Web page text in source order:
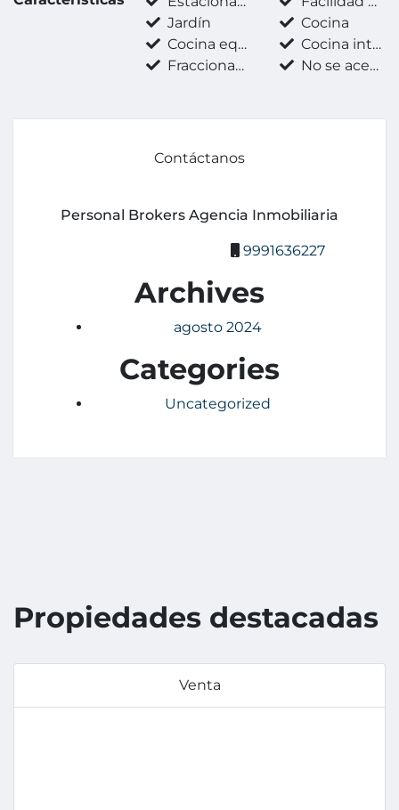
Jardín
Cocina
Cocina equipada
Cocina integral
Fraccionamiento privado
No se aceptan mascotas
Contáctanos
Personal Brokers Agencia Inmobiliaria
9991636227
Archives
agosto 2024
Categories
Uncategorized
Propiedades destacadas
Venta